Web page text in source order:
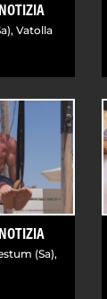
Vatolla
(Sa),